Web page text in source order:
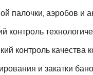
палочки, аэробов и
контроль
контроль качества
и закатки